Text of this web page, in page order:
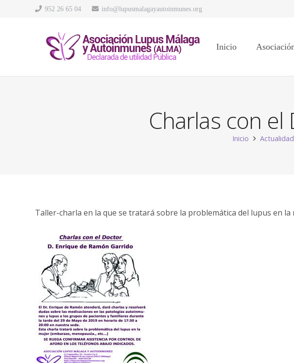
952 26 65 04 info@lupusmalagayautoinmunes.org
Inicio
Charlas con
Inicio Actualidad
Taller-charla en la que se tratará sobre la problemática del lupus en